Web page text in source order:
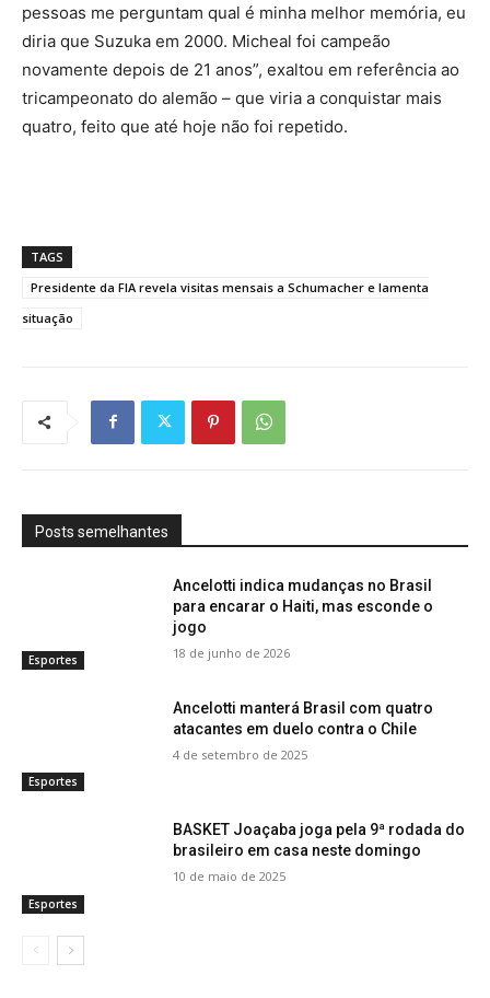
pessoas me perguntam qual é minha melhor memória, eu
diria que Suzuka em 2000. Micheal foi campeão
novamente depois de 21 anos”, exaltou em referência ao
tricampeonato do alemão – que viria a conquistar mais
quatro, feito que até hoje não foi repetido.
TAGS
Presidente da FIA revela visitas mensais a Schumacher e lamenta
situação
Posts semelhantes
Esportes
Ancelotti indica mudanças no Brasil
para encarar o Haiti, mas esconde o
jogo
18 de junho de 2026
Esportes
Ancelotti manterá Brasil com quatro
atacantes em duelo contra o Chile
4 de setembro de 2025
Esportes
BASKET Joaçaba joga pela 9ª rodada do
brasileiro em casa neste domingo
10 de maio de 2025